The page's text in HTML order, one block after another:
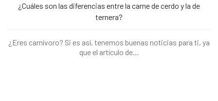
¿Cuáles son las diferencias entre la carne de cerdo y la de
ternera?
¿Eres carnívoro? Si es así, tenemos buenas noticias para ti, ya
que el artículo de...